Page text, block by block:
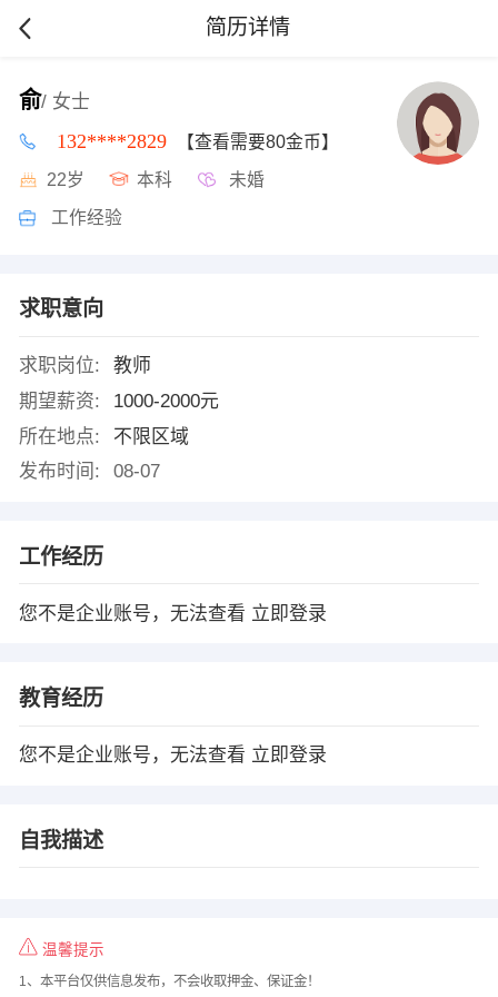
简历详情
俞/ 女士
132****2829 【查看需要80金币】
22岁 本科 未婚
工作经验
求职意向
求职岗位:
教师
期望薪资:
1000-2000元
所在地点:
不限区域
发布时间:
08-07
工作经历
您不是企业账号，无法查看 立即登录
教育经历
您不是企业账号，无法查看 立即登录
自我描述
温馨提示
1、本平台仅供信息发布，不会收取押金、保证金！